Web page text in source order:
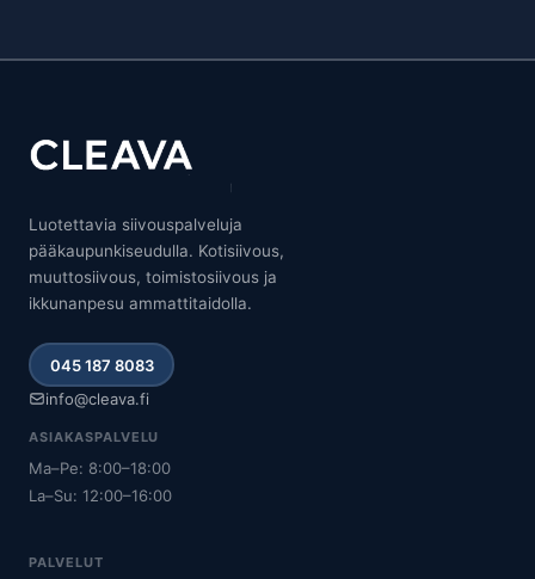
Luotettavia siivouspalveluja
pääkaupunkiseudulla. Kotisiivous,
muuttosiivous, toimistosiivous ja
ikkunanpesu ammattitaidolla.
045 187 8083
info@cleava.fi
ASIAKASPALVELU
Ma–Pe: 8:00–18:00
La–Su: 12:00–16:00
PALVELUT